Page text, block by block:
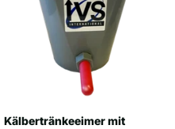
Kälbertränkeeimer mit